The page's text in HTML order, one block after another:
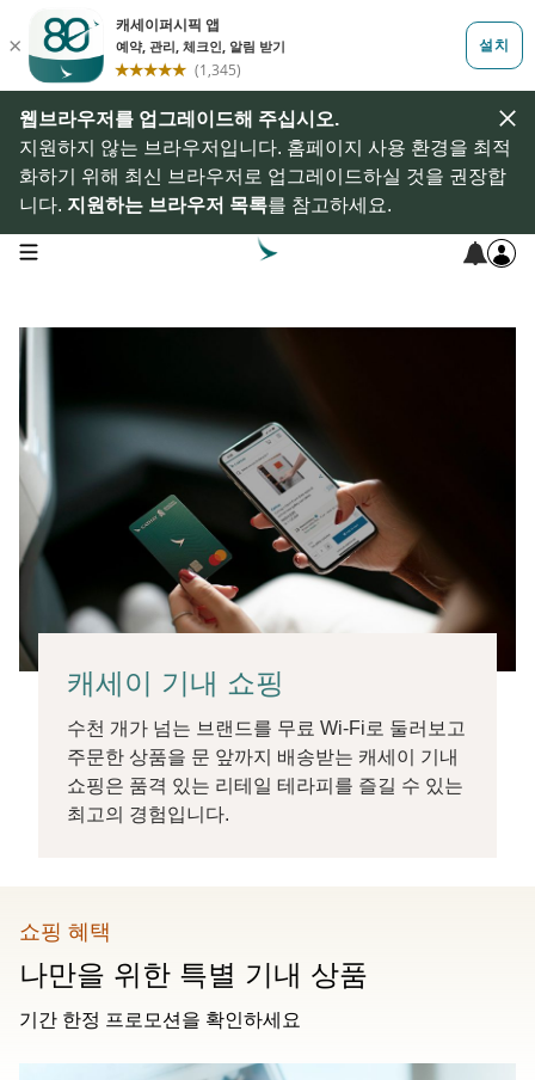
웹브라우저를 업그레이드해 주십시오.
지원하지 않는 브라우저입니다. 홈페이지 사용 환경을 최적
화하기 위해 최신 브라우저로 업그레이드하실 것을 권장합
니다. 지원하는 브라우저 목록를 참고하세요.
open navigation menu
캐세이 기내 쇼핑
수천 개가 넘는 브랜드를 무료 Wi-Fi로 둘러보고
주문한 상품을 문 앞까지 배송받는 캐세이 기내
쇼핑은 품격 있는 리테일 테라피를 즐길 수 있는
최고의 경험입니다.
쇼핑 혜택
나만을 위한 특별 기내 상품
기간 한정 프로모션을 확인하세요